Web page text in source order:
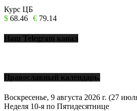
Курс ЦБ
$ 68.46 € 79.14
Наш Telegram канал
Православный календарь.
Воскресенье, 9 августа 2026 г. (27
Неделя 10-я по Пятидесятнице